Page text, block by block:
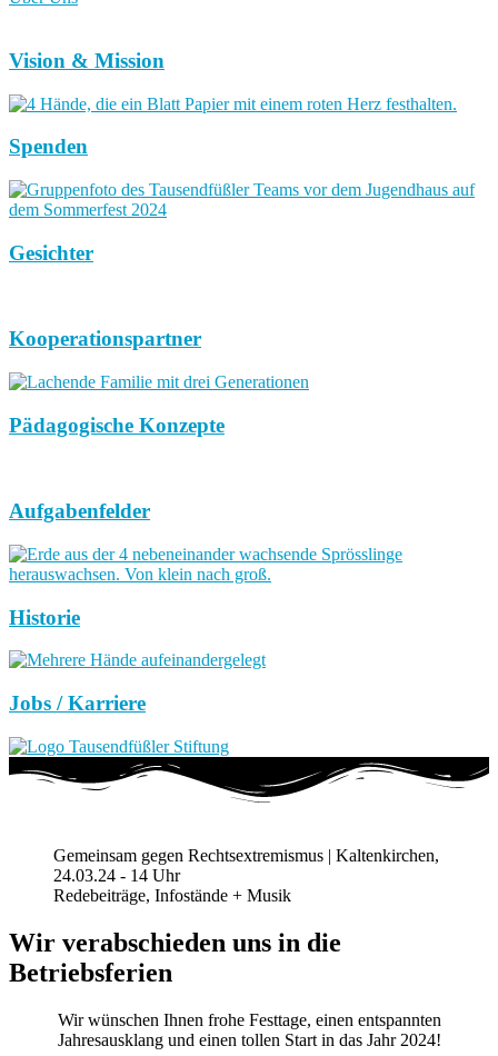
Vision & Mission
Spenden
Gesichter
Kooperationspartner
Pädagogische Konzepte
Aufgabenfelder
Historie
Jobs / Karriere
Gemeinsam gegen Rechtsextremismus | Kaltenkirchen,
24.03.24 - 14 Uhr
Redebeiträge, Infostände + Musik
Wir verabschieden uns in die
Betriebsferien
Wir wünschen Ihnen frohe Festtage, einen entspannten
Jahresausklang und einen tollen Start in das Jahr 2024!